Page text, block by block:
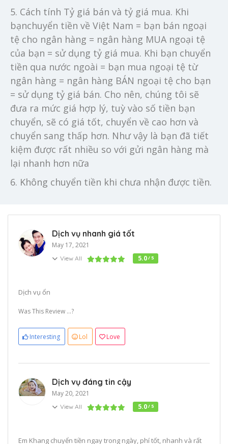
5. Cách tính Tỷ giá bán và tỷ giá mua. Khi
bạnchuyển tiền về Việt Nam = bạn bán ngoại
tệ cho ngân hàng = ngân hàng MUA ngoại tệ
của bạn = sử dụng tỷ giá mua. Khi bạn chuyển
tiền qua nước ngoài = bạn mua ngoại tệ từ
ngân hàng = ngân hàng BÁN ngoại tệ cho bạn
= sử dụng tỷ giá bán. Cho nên, chúng tôi sẽ
đưa ra mức giá hợp lý, tuỳ vào số tiền bạn
chuyển, sẽ có giá tốt, chuyển về cao hơn và
chuyển sang thấp hơn. Như vậy là bạn đã tiết
kiệm được rất nhiều so với gửi ngân hàng mà
lại nhanh hơn nữa
6. Không chuyển tiền khi chưa nhận được tiền.
Dịch vụ nhanh giá tốt
May 17, 2021
View All 5.0/ 5
Dịch vụ ổn
Was This Review ...?
Interesting Lol Love
Dịch vụ đáng tin cậy
May 20, 2021
View All 5.0/ 5
Em Khang chuyển tiền ngay trong ngày, phí tốt, nhanh và rất